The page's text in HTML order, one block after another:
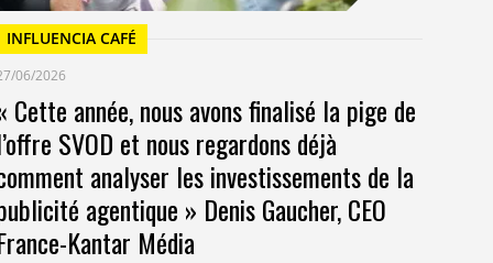
INFLUENCIA CAFÉ
06/2026
Cette année, nous avons finalisé la pige de
SVOD et nous regardons déjà
analyser les investissements de la
agentique » Denis Gaucher, CEO
Kantar Média